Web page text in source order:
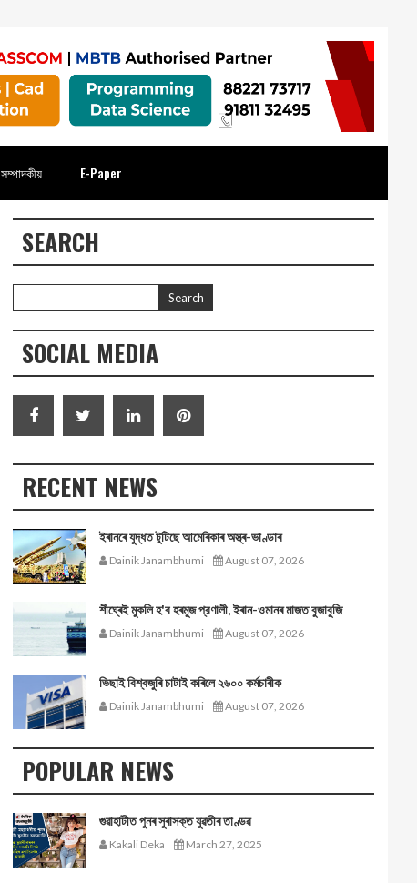
সম্পাদকীয় E-Paper
SEARCH
SOCIAL MEDIA
RECENT NEWS
ইৰানৰে যুদ্ধত টুটিছে আমেৰিকাৰ অস্ত্ৰ-ভাণ্ডাৰ
Dainik Janambhumi August 07, 2026
শীঘ্ৰেই মুকলি হ'ব হৰমুজ প্রণালী, ইৰান-ওমানৰ মাজত বুজাবুজি
Dainik Janambhumi August 07, 2026
ভিছাই বিশ্বজুৰি চাটাই কৰিলে ২৬০০ কৰ্মচাৰীক
Dainik Janambhumi August 07, 2026
POPULAR NEWS
গুৱাহাটীত পুনৰ সুৰাসক্ত যুৱতীৰ তাণ্ডৱ
Kakali Deka March 27, 2025